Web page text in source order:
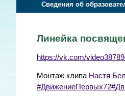
Сведения об
Линейка
https://vk.com/
Монтаж клипа Настя
#ДвижениеПервых72